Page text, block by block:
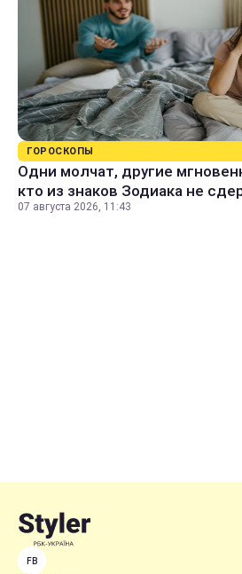
ГОРОСКОПЫ
Одни молчат, другие
кто из знаков Зодиака не
07 августа 2026, 11:43
FB